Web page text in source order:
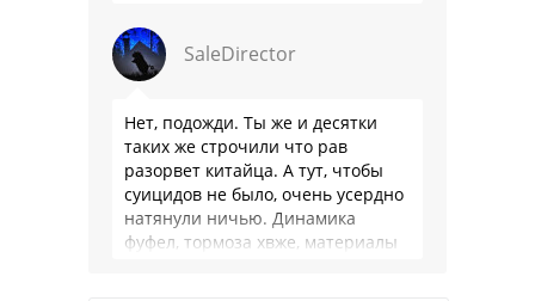
SaleDirector
Нет, подожди. Ты же и десятки
таких же строчили что рав
разорвет китайца. А тут, чтобы
суицидов не было, очень усердно
натянули ничью. Динамика
фуфел, тормоза хвже, материалы